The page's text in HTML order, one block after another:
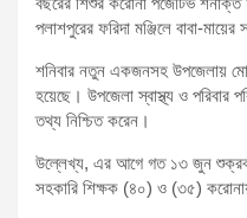
পলাশপুরের ফরিদা মঞ্জিলে বাবা-
শনিবার নতুন একজনসহ উপজেলায়
হয়েছে। উপজেলা স্বাস্থ্য ও পরিবার
তথ্য নিশ্চিত করেন।
উল্লেখ্য, এর আগে গত ১৩ জুন শুক্রবার
সহকারি শিক্ষক (৪০) ও (৩৫)